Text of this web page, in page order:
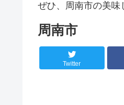
ぜひ、周南市の美味
周南市
Twitter